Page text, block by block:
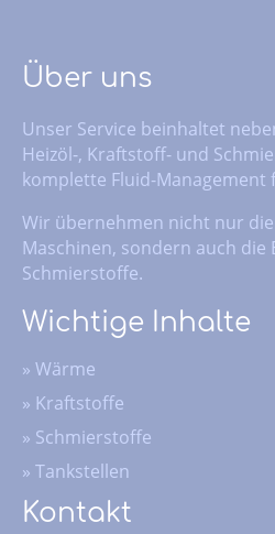
Über uns
Unser Service beinhaltet
Heizöl-, Kraftstoff- und
komplette Fluid-Management
Wir übernehmen nicht nur
Maschinen, sondern auch die
Schmierstoffe.
Wichtige Inhalte
» Wärme
» Kraftstoffe
» Schmierstoffe
» Tankstellen
Kontakt